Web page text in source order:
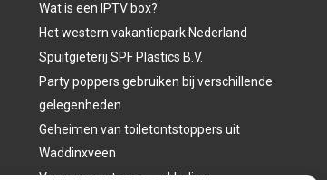
Wat is een IPTV box?
Het western vakantiepark Nederland
Spuitgieterij SPF Plastics B.V.
Party poppers gebruiken bij verschillende
gelegenheden
Geheimen van toiletontstoppers uit
Waddinxveen